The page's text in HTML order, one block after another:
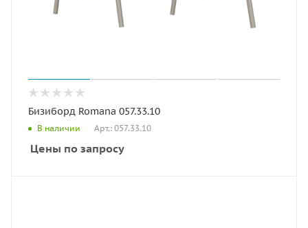
Бизиборд Romana 057.33.10
В наличии Арт.: 057.33.10
Цены по запросу